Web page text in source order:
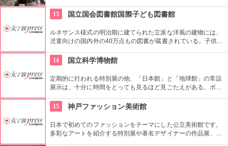
ず入ってみてはいかがでしょう。
13 国立国会図書館国際子ども図書館
ルネサンス様式の明治期に建てられた立派な洋風の建物には、
児童向けの国内外の40万点もの図書が蔵書されている。子供だ
でゆっくり過ごしてみては。
14 国立科学博物館
定期的に行われる特別展の他、「日本館」と「地球館」の常設
展示は、十分に時間をとっても見るほど見ごたえがある。ボラ
とまちがいなし。
15 神戸ファッション美術館
日本で初めてのファッションをテーマにした公立美術館です。
多彩なアートを紹介する特別展や著名デザイナーの作品展、ラ